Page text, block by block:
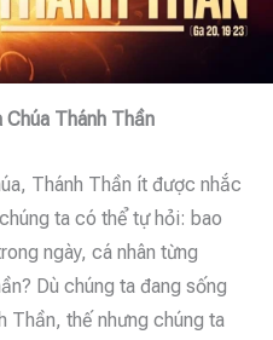
Thánh Thần
Thánh Thần ít được nhắc
ta có thể tự hỏi: bao
ngày, cá nhân từng
Dù chúng ta đang sống
Thần, thế nhưng chúng ta